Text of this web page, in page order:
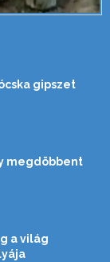
gipszet
megdöbbent
a világ